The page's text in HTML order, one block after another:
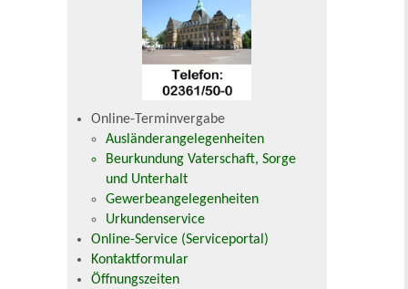
Online-Terminvergabe
Ausländerangelegenheiten
Beurkundung Vaterschaft, Sorge
und Unterhalt
Gewerbeangelegenheiten
Urkundenservice
Online-Service (Serviceportal)
Kontaktformular
Öffnungszeiten